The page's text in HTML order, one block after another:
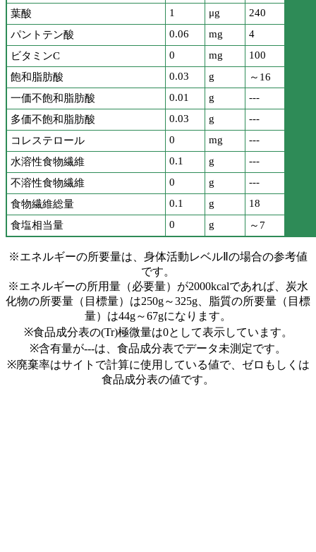
葉酸
1 μg
240
パントテン酸
0.06 mg
4
ビタミンC
0 mg
100
飽和脂肪酸
0.03 g
～16
一価不飽和脂肪酸
0.01 g
---
多価不飽和脂肪酸
0.03 g
---
コレステロール
0 mg
---
水溶性食物繊維
0.1 g
---
不溶性食物繊維
0 g
---
食物繊維総量
0.1 g
18
食塩相当量
0 g ～7
※エネルギーの所要量は、身体活動レベルⅡの場合の参考値
です。
※エネルギーの所用量（必要量）が2000kcalであれば、炭水
化物の所要量（目標量）は250g～325g、脂質の所要量（目標
量）は44g～67gになります。
※食品成分表の(Tr)極微量は0として表示しています。
※含有量が---は、食品成分表でデータ未測定です。
※廃棄率はサイトで計算に使用している値で、ゼロもしくは
食品成分表の値です。